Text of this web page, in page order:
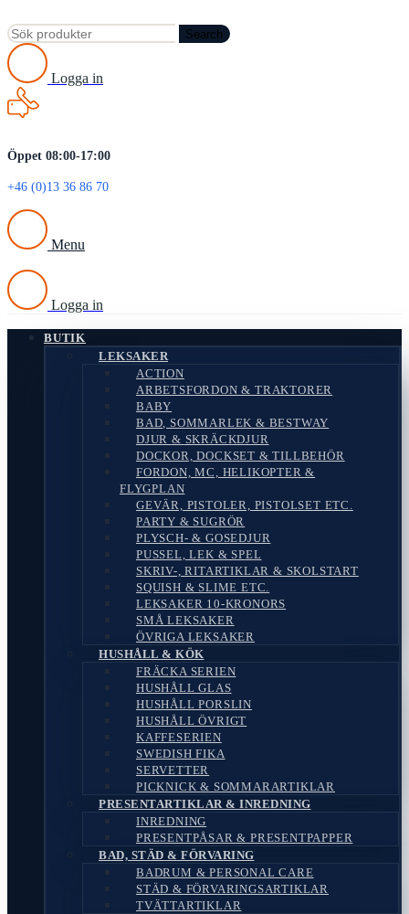
Search
Logga in
Öppet 08:00-17:00
+46 (0)13 36 86 70
Menu
Logga in
BUTIK
LEKSAKER
ACTION
ARBETSFORDON & TRAKTORER
BABY
BAD, SOMMARLEK & BESTWAY
DJUR & SKRÄCKDJUR
DOCKOR, DOCKSET & TILLBEHÖR
FORDON, MC, HELIKOPTER &
FLYGPLAN
GEVÄR, PISTOLER, PISTOLSET ETC.
PARTY & SUGRÖR
PLYSCH- & GOSEDJUR
PUSSEL, LEK & SPEL
SKRIV-, RITARTIKLAR & SKOLSTART
SQUISH & SLIME ETC.
LEKSAKER 10-KRONORS
SMÅ LEKSAKER
ÖVRIGA LEKSAKER
HUSHÅLL & KÖK
FRÄCKA SERIEN
HUSHÅLL GLAS
HUSHÅLL PORSLIN
HUSHÅLL ÖVRIGT
KAFFESERIEN
SWEDISH FIKA
SERVETTER
PICKNICK & SOMMARARTIKLAR
PRESENTARTIKLAR & INREDNING
INREDNING
PRESENTPÅSAR & PRESENTPAPPER
BAD, STÄD & FÖRVARING
BADRUM & PERSONAL CARE
STÄD & FÖRVARINGSARTIKLAR
TVÄTTARTIKLAR